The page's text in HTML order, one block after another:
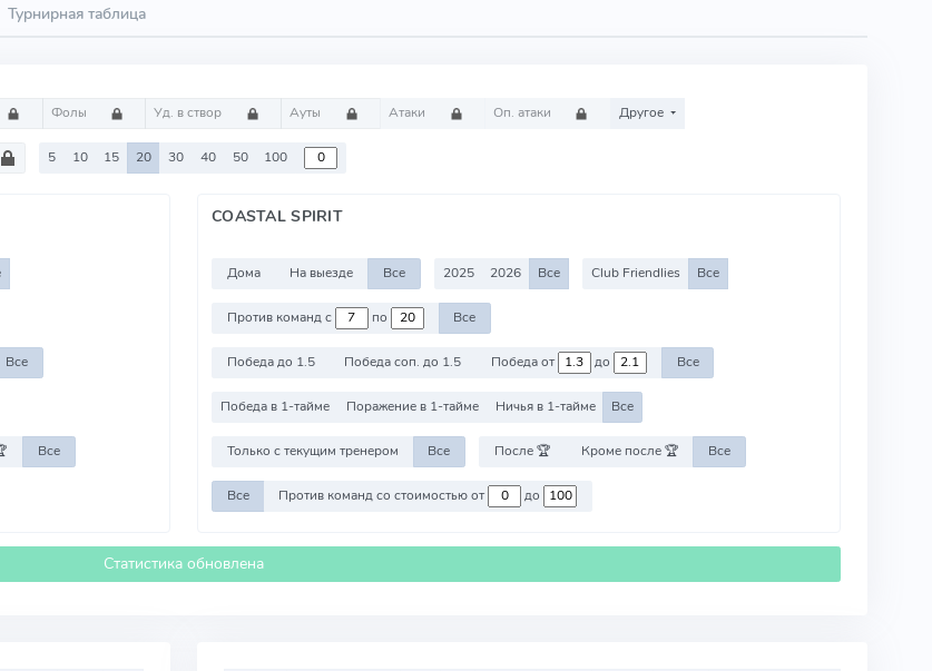
Турнирная таблица
Фолы Уд. в створ Ауты Атаки Оп. атаки Другое
5 10 15 20 30 40 50 100
Все
Все
COASTAL SPIRIT
Дома На выезде Все 2025 2026 Все Club Friendlies Все
Против команд с по Все
Победа до 1.5 Победа соп. до 1.5 Победа от до Все
Победа в 1-тайме Поражение в 1-тайме Ничья в 1-тайме Все
Только с текущим тренером Все После 🏆 Кроме после 🏆 Все
Все Против команд со стоимостью от до
Статистика обновлена